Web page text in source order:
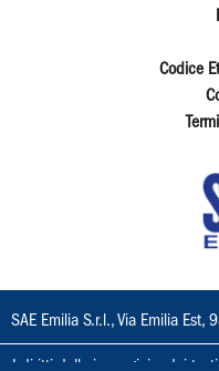
Codice
SAE Emilia S.r.l., Via Emilia
I diritti delle immagini e dei testi